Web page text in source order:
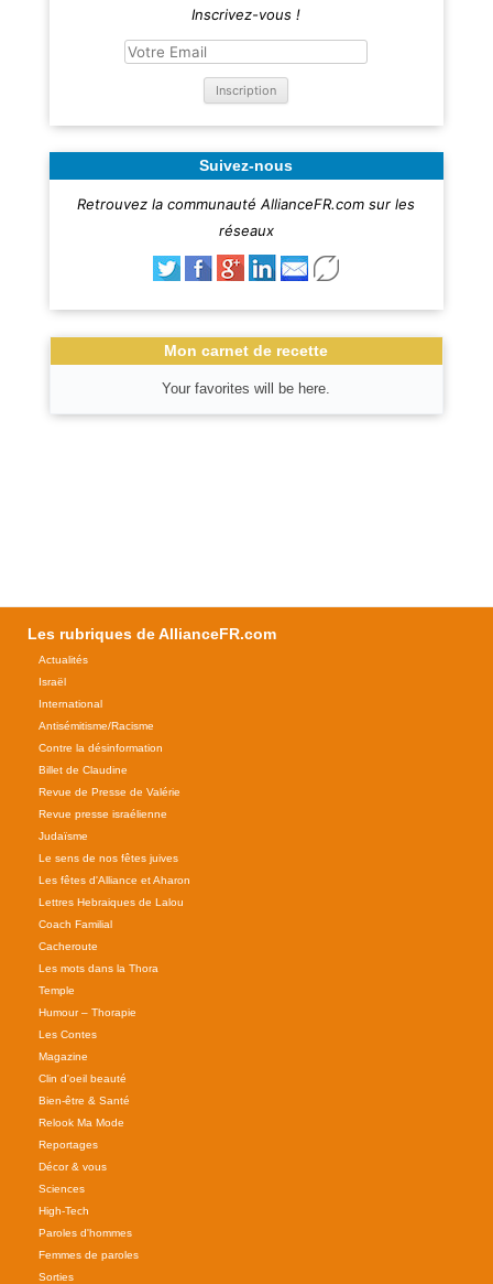
Inscrivez-vous !
Suivez-nous
Retrouvez la communauté AllianceFR.com sur les
réseaux
Mon carnet de recette
Your favorites will be here.
Les rubriques de AllianceFR.com
Actualités
Israël
International
Antisémitisme/Racisme
Contre la désinformation
Billet de Claudine
Revue de Presse de Valérie
Revue presse israélienne
Judaïsme
Le sens de nos fêtes juives
Les fêtes d'Alliance et Aharon
Lettres Hebraiques de Lalou
Coach Familial
Cacheroute
Les mots dans la Thora
Temple
Humour – Thorapie
Les Contes
Magazine
Clin d'oeil beauté
Bien-être & Santé
Relook Ma Mode
Reportages
Décor & vous
Sciences
High-Tech
Paroles d'hommes
Femmes de paroles
Sorties